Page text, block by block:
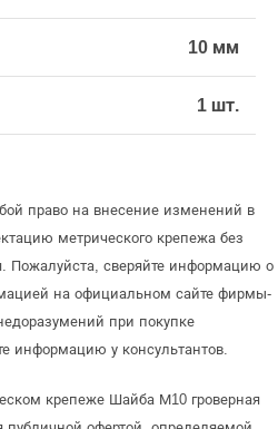
10 мм
1 шт.
право на внесение изменений в
метрического крепежа без
Пожалуйста, сверяйте информацию о
на официальном сайте фирмы-
при покупке
информацию у консультантов.
крепеже Шайба М10 гроверная